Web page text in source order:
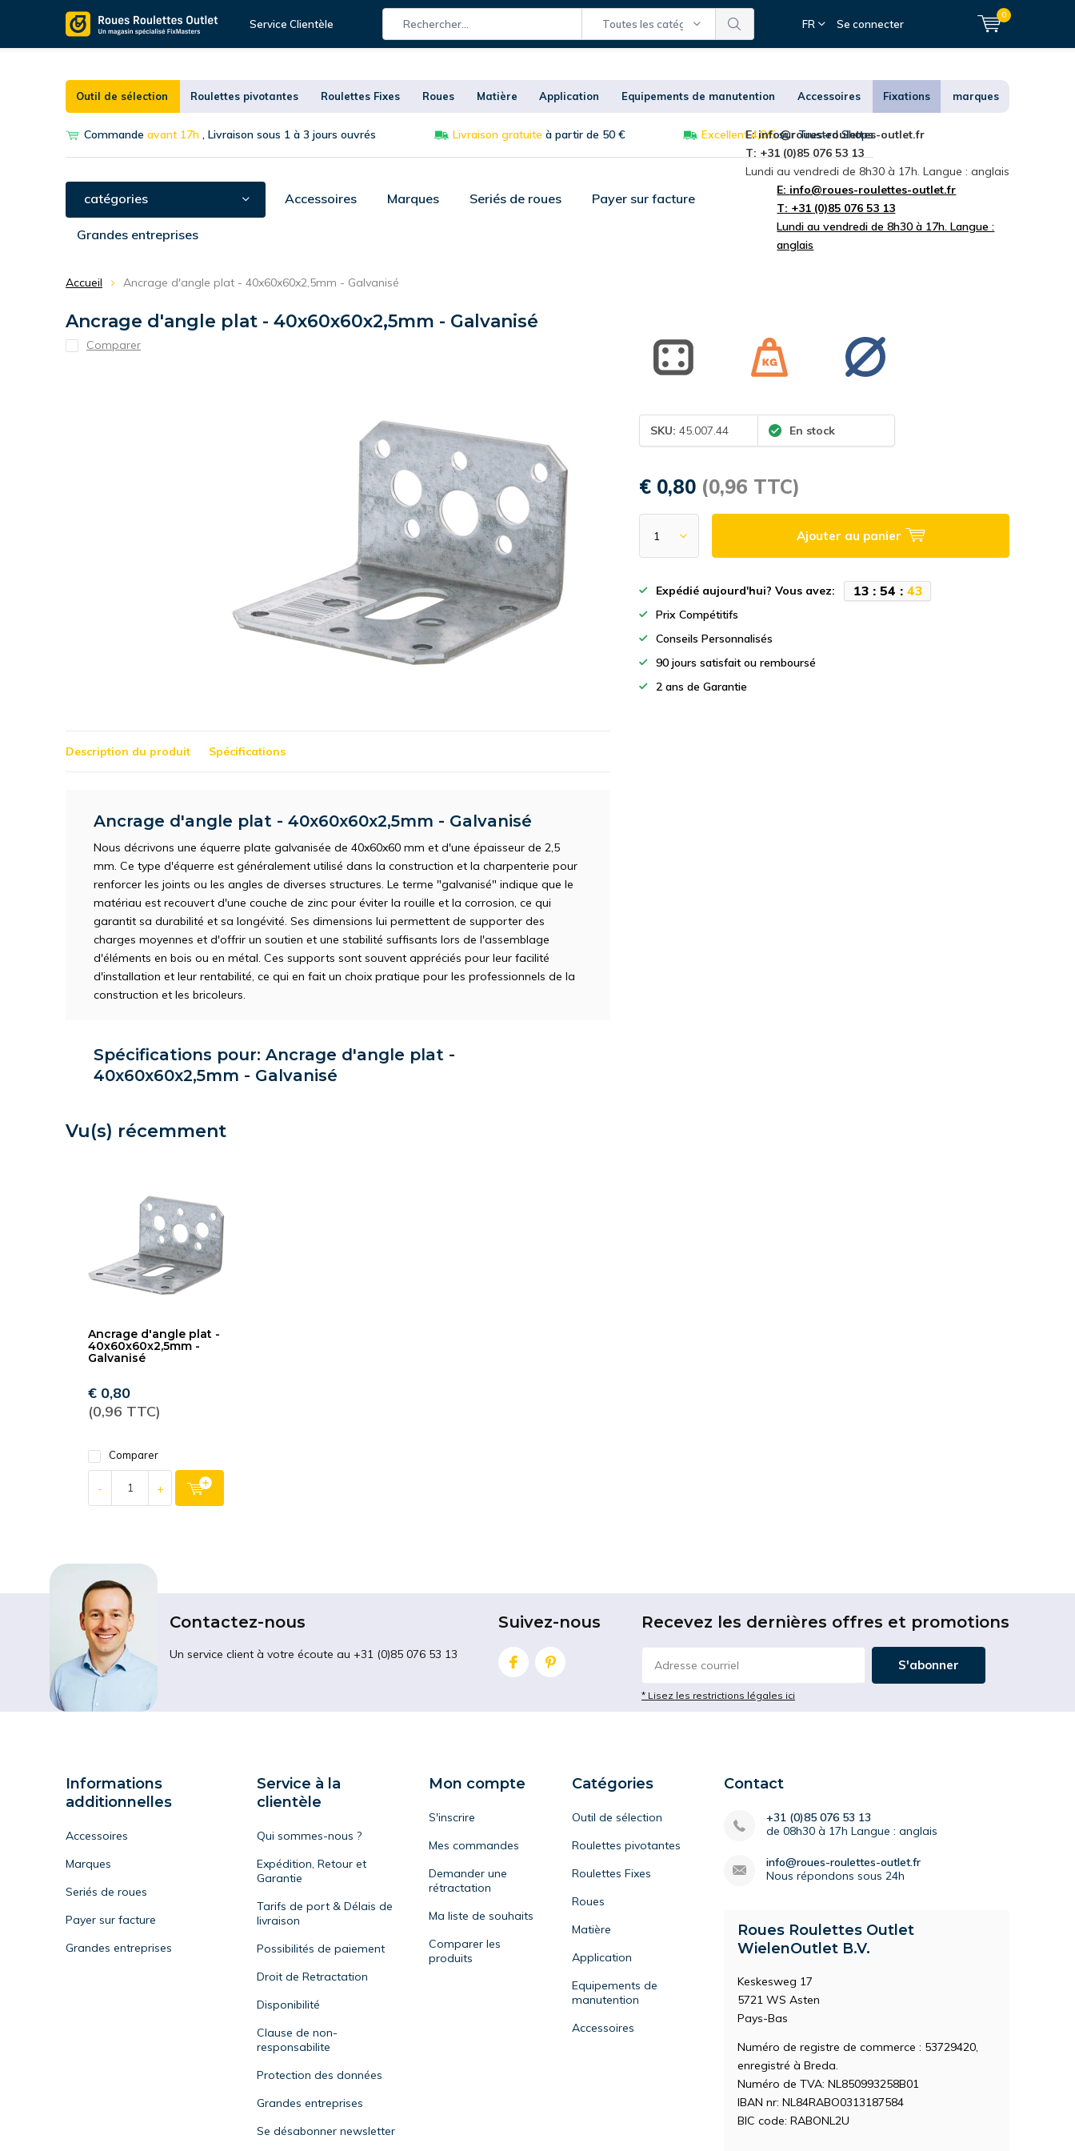
Service Clientèle Toutes les catégories FR Se connecter
0
Outil de sélection Roulettes pivotantes Roulettes Fixes Roues Matière Application Equipements de manutention Accessoires Fixations marques
Commande avant 17h , Livraison sous 1 à 3 jours ouvrés Livraison gratuite à partir de 50 € Excellent 4,8/5sur Trusted Shops
E:info@roues-roulettes-outlet.fr
T: +31 (0)85 076 53 13
Lundi au vendredi de 8h30 à 17h. Langue : anglais
catégories Accessoires Marques Seriés de roues Payer sur facture
Grandes entreprises
E: info@roues-roulettes-outlet.fr
T: +31 (0)85 076 53 13
Lundi au vendredi de 8h30 à 17h. Langue :
anglais
Accueil Ancrage d'angle plat - 40x60x60x2,5mm - Galvanisé
Ancrage d'angle plat - 40x60x60x2,5mm - Galvanisé
Comparer
SKU: 45.007.44 En stock
€ 0,80 (0,96 TTC)
Ajouter au panier
Expédié aujourd'hui? Vous avez: 13: 54 : 43
Prix Compétitifs
Conseils Personnalisés
90 jours satisfait ou remboursé
2 ans de Garantie
Description du produit Spécifications
Ancrage d'angle plat - 40x60x60x2,5mm - Galvanisé
Nous décrivons une équerre plate galvanisée de 40x60x60 mm et d'une épaisseur de 2,5
mm. Ce type d'équerre est généralement utilisé dans la construction et la charpenterie pour
renforcer les joints ou les angles de diverses structures. Le terme "galvanisé" indique que le
matériau est recouvert d'une couche de zinc pour éviter la rouille et la corrosion, ce qui
garantit sa durabilité et sa longévité. Ses dimensions lui permettent de supporter des
charges moyennes et d'offrir un soutien et une stabilité suffisants lors de l'assemblage
d'éléments en bois ou en métal. Ces supports sont souvent appréciés pour leur facilité
d'installation et leur rentabilité, ce qui en fait un choix pratique pour les professionnels de la
construction et les bricoleurs.
Spécifications pour: Ancrage d'angle plat -
40x60x60x2,5mm - Galvanisé
Vu(s) récemment
Ancrage d'angle plat -
40x60x60x2,5mm -
Galvanisé
€ 0,80
(0,96 TTC)
Comparer
- +
Contactez-nous
Un service client à votre écoute au +31 (0)85 076 53 13
Suivez-nous Recevez les dernières offres et promotions
S'abonner
* Lisez les restrictions légales ici
Informations
additionnelles
Accessoires
Marques
Seriés de roues
Payer sur facture
Grandes entreprises
Service à la
clientèle
Qui sommes-nous ?
Expédition, Retour et
Garantie
Tarifs de port & Délais de
livraison
Possibilités de paiement
Droit de Retractation
Disponibilité
Clause de non-
responsabilite
Protection des données
Grandes entreprises
Se désabonner newsletter
Mon compte
S'inscrire
Mes commandes
Demander une
rétractation
Ma liste de souhaits
Comparer les
produits
Catégories
Outil de sélection
Roulettes pivotantes
Roulettes Fixes
Roues
Matière
Application
Equipements de
manutention
Accessoires
Contact
+31 (0)85 076 53 13
de 08h30 à 17h Langue : anglais
info@roues-roulettes-outlet.fr
Nous répondons sous 24h
Roues Roulettes Outlet
WielenOutlet B.V.
Keskesweg 17
5721 WS Asten
Pays-Bas
Numéro de registre de commerce : 53729420,
enregistré à Breda.
Numéro de TVA: NL850993258B01
IBAN nr: NL84RABO0313187584
BIC code: RABONL2U